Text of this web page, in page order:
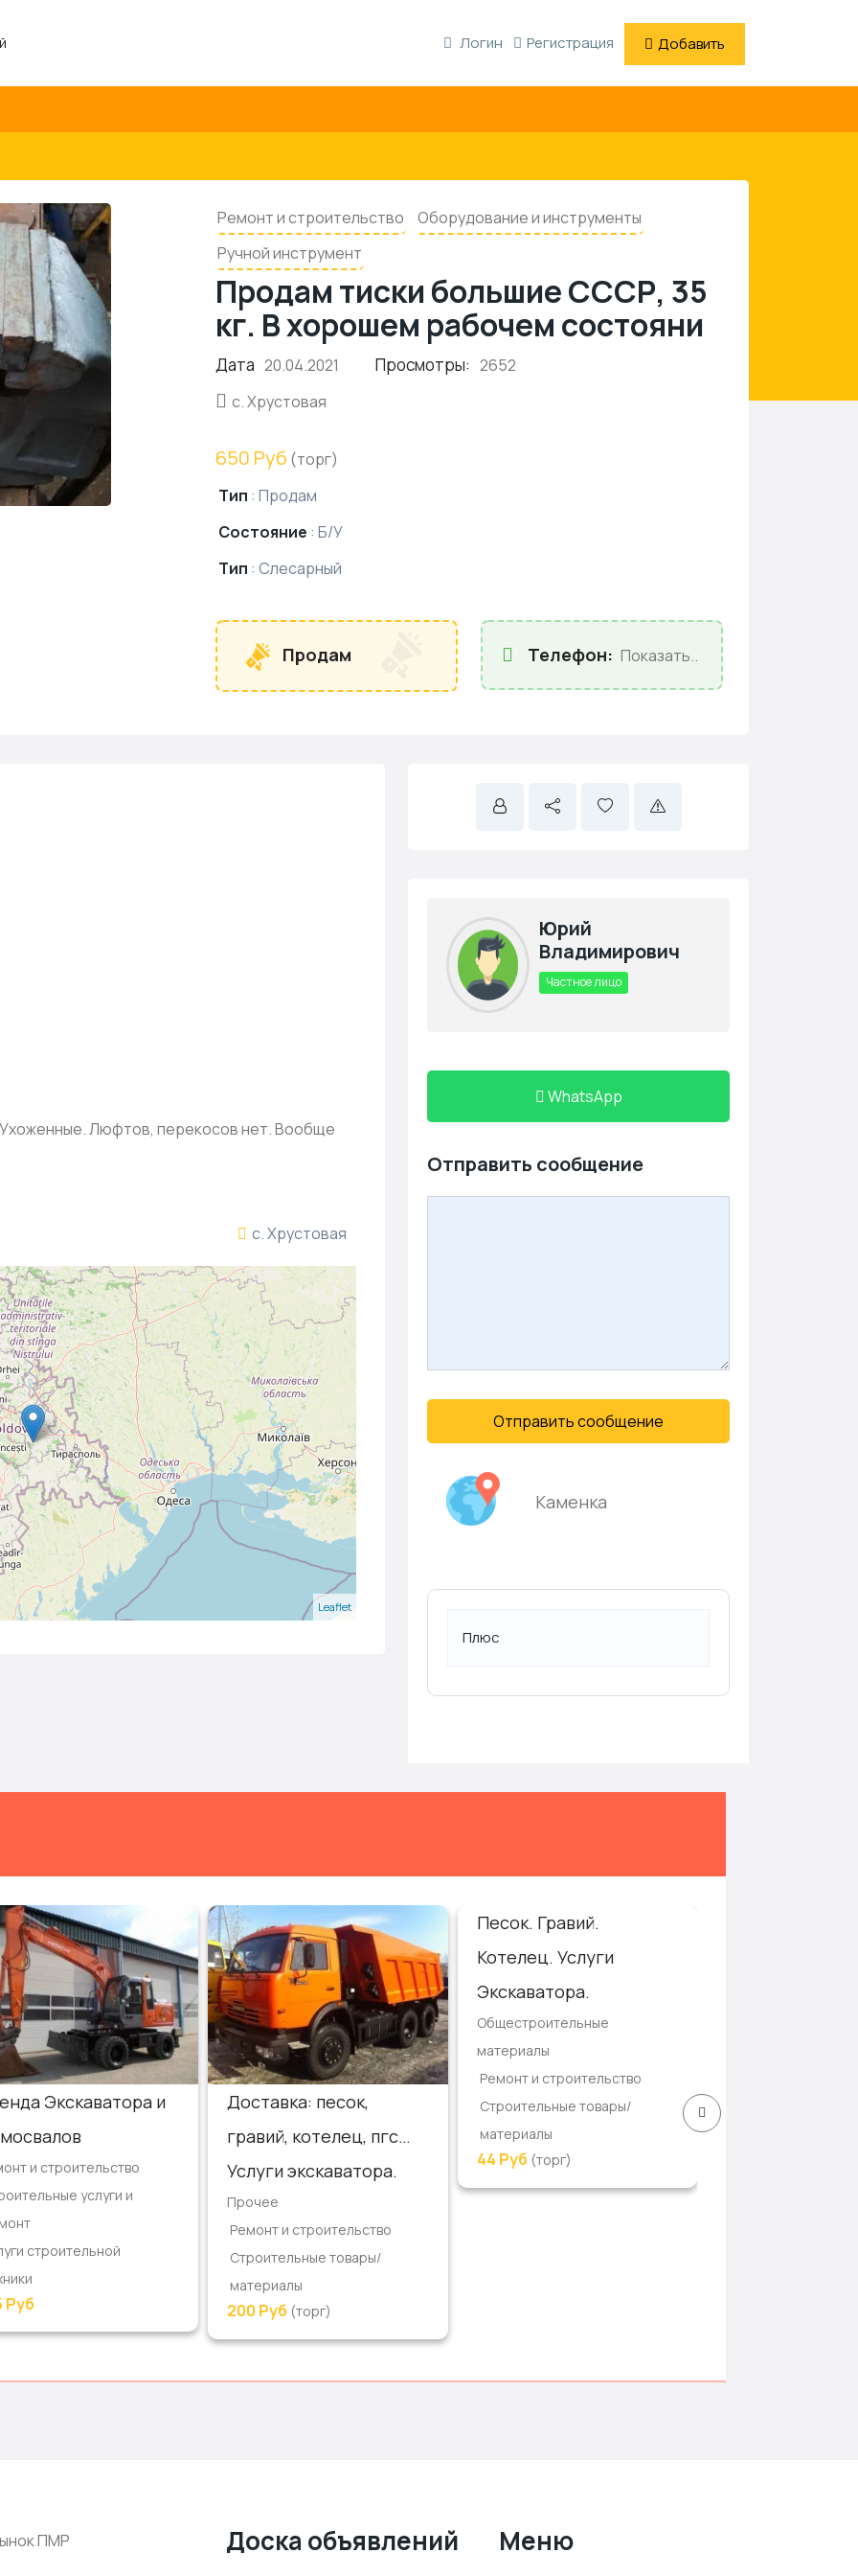
Логин Регистрация Добавить
Ремонт и строительство
Оборудование и инструменты
Ручной инструмент
Продам тиски большие СССР, 35
кг. В хорошем рабочем состояни
Дата 20.04.2021 Просмотры: 2652
с. Хрустовая
650 Руб (торг)
Тип : Продам
Состояние : Б/У
Тип : Слесарный
Продам Телефон: Показать..
Люфтов, перекосов нет. Вообще
с. Хрустовая
Leaflet
Юрий
Владимирович
Частное лицо
WhatsApp
Отправить сообщение
Отправить сообщение
Каменка
Плюс
Экскаватора и
и строительство
услуги и
строительной
Руб
Доставка: песок,
гравий, котелец, пгс…
Услуги экскаватора.
Прочее
Ремонт и строительство
Строительные товары/
материалы
200 Руб (торг)
Песок. Гравий.
Котелец. Услуги
Экскаватора.
Общестроительные
материалы
Ремонт и строительство
Строительные товары/
материалы
44 Руб (торг)
ПМР Доска объявлений Меню